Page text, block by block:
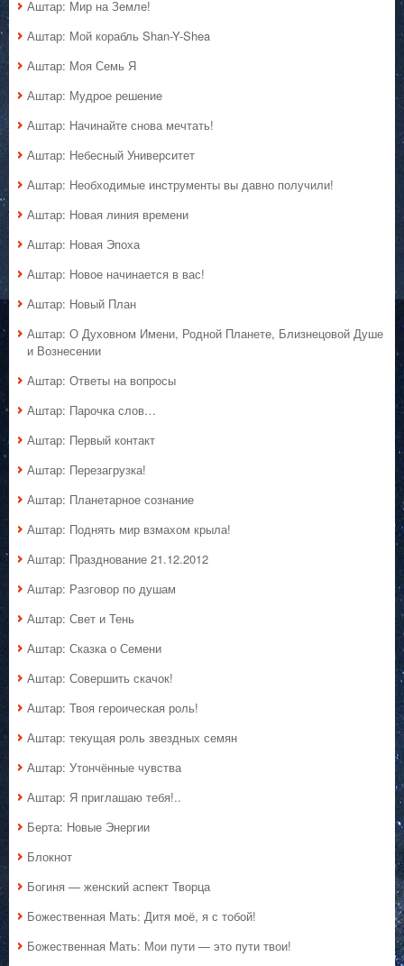
Аштар: Мир на Земле!
Аштар: Мой корабль Shan-Y-Shea
Аштар: Моя Семь Я
Аштар: Мудрое решение
Аштар: Начинайте снова мечтать!
Аштар: Небесный Университет
Аштар: Необходимые инструменты вы давно получили!
Аштар: Новая линия времени
Аштар: Новая Эпоха
Аштар: Новое начинается в вас!
Аштар: Новый План
Аштар: О Духовном Имени, Родной Планете, Близнецовой Душе
и Вознесении
Аштар: Ответы на вопросы
Аштар: Парочка слов…
Аштар: Первый контакт
Аштар: Перезагрузка!
Аштар: Планетарное сознание
Аштар: Поднять мир взмахом крыла!
Аштар: Празднование 21.12.2012
Аштар: Разговор по душам
Аштар: Свет и Тень
Аштар: Сказка о Семени
Аштар: Совершить скачок!
Аштар: Твоя героическая роль!
Аштар: текущая роль звездных семян
Аштар: Утончённые чувства
Аштар: Я приглашаю тебя!..
Берта: Новые Энергии
Блокнот
Богиня — женский аспект Творца
Божественная Мать: Дитя моё, я с тобой!
Божественная Мать: Мои пути — это пути твои!